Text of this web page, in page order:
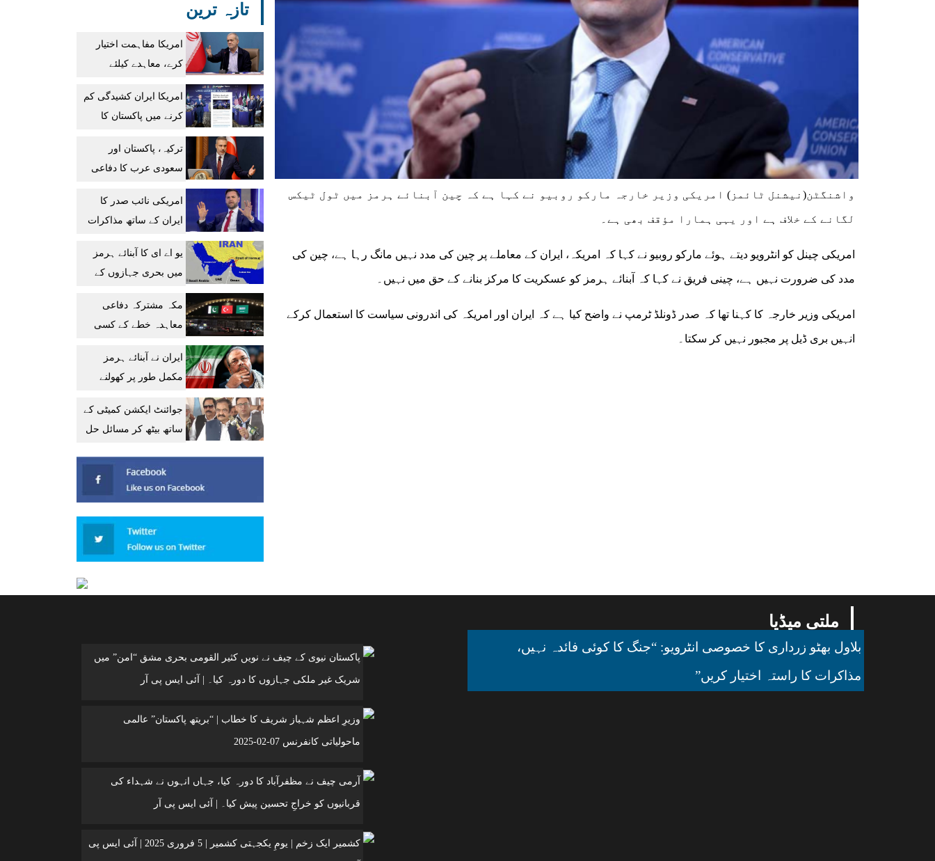
واشنگٹن(نیشنل ٹائمز) امریکی وزیر خارجہ مارکو روبیو نے کہا ہے کہ چین آبنائے ہرمز میں ٹول ٹیکس
لگانے کے خلاف ہے اور یہی ہمارا مؤقف بھی ہے۔
امریکی چینل کو انٹرویو دیتے ہوئے مارکو روبیو نے کہا کہ امریکہ، ایران کے معاملے پر چین کی مدد نہیں مانگ رہا ہے، چین کی
مدد کی ضرورت نہیں ہے، چینی فریق نے کہا کہ آبنائے ہرمز کو عسکریت کا مرکز بنانے کے حق میں نہیں۔
امریکی وزیر خارجہ کا کہنا تھا کہ صدر ڈونلڈ ٹرمپ نے واضح کیا ہے کہ ایران اور امریکہ کی اندرونی سیاست کا استعمال کرکے
انہیں بری ڈیل پر مجبور نہیں کر سکتا۔
تازہ ترین
امریکا مفاہمت اختیار
کرے، معاہدے کیلئے
ہے: ایرانی صدر
امریکا ایران کشیدگی کم
کرنے میں پاکستان کا
رہا:ساؤتھ ایشین وائسز
ترکیہ، پاکستان اور
سعودی عرب کا دفاعی
جیسا ہے، حاقان فیدان
امریکی نائب صدر کا
ایران کے ساتھ مذاکرات
یو اے ای کا آبنائے ہرمز
میں بحری جہازوں کے
اظہار
مکہ مشترکہ دفاعی
معاہدہ خطے کے کسی
سعودی عہدیدار
ایران نے آبنائے ہرمز
مکمل طور پر کھولنے
پیش کر دیں
جوائنٹ ایکشن کمیٹی کے
ساتھ بیٹھ کر مسائل حل
ملتی میڈیا
بلاول بھٹو زرداری کا خصوصی انٹرویو: “جنگ کا کوئی فائدہ نہیں،
مذاکرات کا راستہ اختیار کریں”
پاکستان نیوی کے چیف نے نویں کثیر القومی بحری مشق “امن” میں
شریک غیر ملکی جہازوں کا دورہ کیا۔ | آئی ایس پی آر
وزیرِ اعظم شہباز شریف کا خطاب | “بریتھ پاکستان” عالمی
ماحولیاتی کانفرنس 07-02-2025
آرمی چیف نے مظفرآباد کا دورہ کیا، جہاں انہوں نے شہداء کی
قربانیوں کو خراجِ تحسین پیش کیا۔ | آئی ایس پی آر
کشمیر ایک زخم | یومِ یکجہتی کشمیر | 5 فروری 2025 | آئی ایس پی